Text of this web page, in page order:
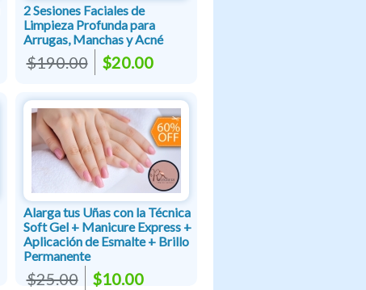
2 Sesiones Faciales de
Limpieza Profunda para
Arrugas, Manchas y Acné
$190.00 $20.00
Alarga tus Uñas con la Técnica
Soft Gel + Manicure Express +
Aplicación de Esmalte + Brillo
Permanente
$25.00 $10.00